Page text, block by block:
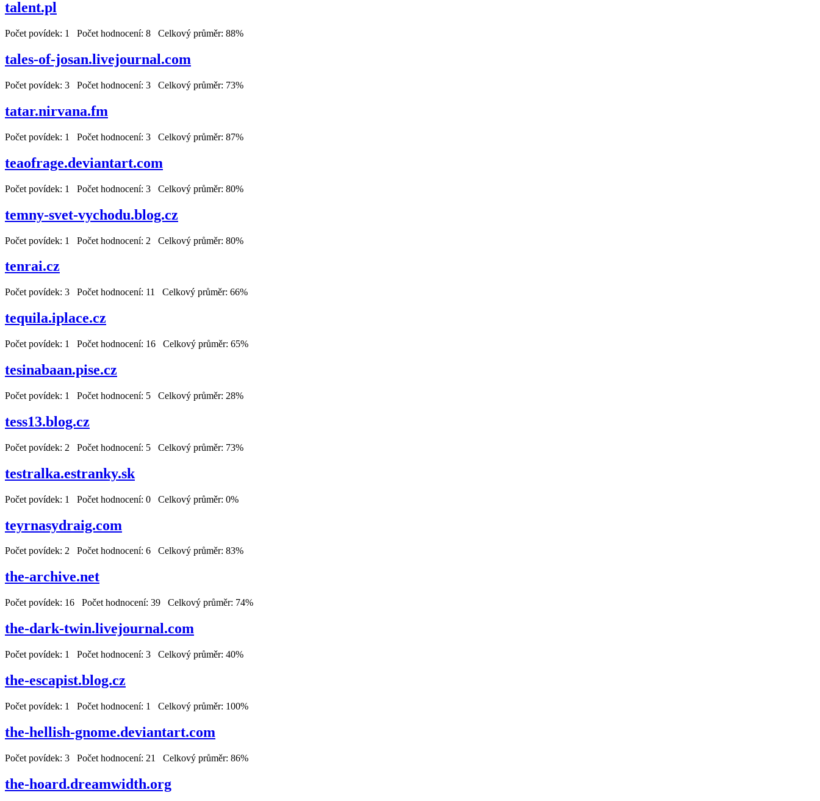
talent.pl
Počet povídek: 1 Počet hodnocení: 8 Celkový průměr: 88%
tales-of-josan.livejournal.com
Počet povídek: 3 Počet hodnocení: 3 Celkový průměr: 73%
tatar.nirvana.fm
Počet povídek: 1 Počet hodnocení: 3 Celkový průměr: 87%
teaofrage.deviantart.com
Počet povídek: 1 Počet hodnocení: 3 Celkový průměr: 80%
temny-svet-vychodu.blog.cz
Počet povídek: 1 Počet hodnocení: 2 Celkový průměr: 80%
tenrai.cz
Počet povídek: 3 Počet hodnocení: 11 Celkový průměr: 66%
tequila.iplace.cz
Počet povídek: 1 Počet hodnocení: 16 Celkový průměr: 65%
tesinabaan.pise.cz
Počet povídek: 1 Počet hodnocení: 5 Celkový průměr: 28%
tess13.blog.cz
Počet povídek: 2 Počet hodnocení: 5 Celkový průměr: 73%
testralka.estranky.sk
Počet povídek: 1 Počet hodnocení: 0 Celkový průměr: 0%
teyrnasydraig.com
Počet povídek: 2 Počet hodnocení: 6 Celkový průměr: 83%
the-archive.net
Počet povídek: 16 Počet hodnocení: 39 Celkový průměr: 74%
the-dark-twin.livejournal.com
Počet povídek: 1 Počet hodnocení: 3 Celkový průměr: 40%
the-escapist.blog.cz
Počet povídek: 1 Počet hodnocení: 1 Celkový průměr: 100%
the-hellish-gnome.deviantart.com
Počet povídek: 3 Počet hodnocení: 21 Celkový průměr: 86%
the-hoard.dreamwidth.org